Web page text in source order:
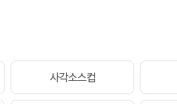
사각소스컵